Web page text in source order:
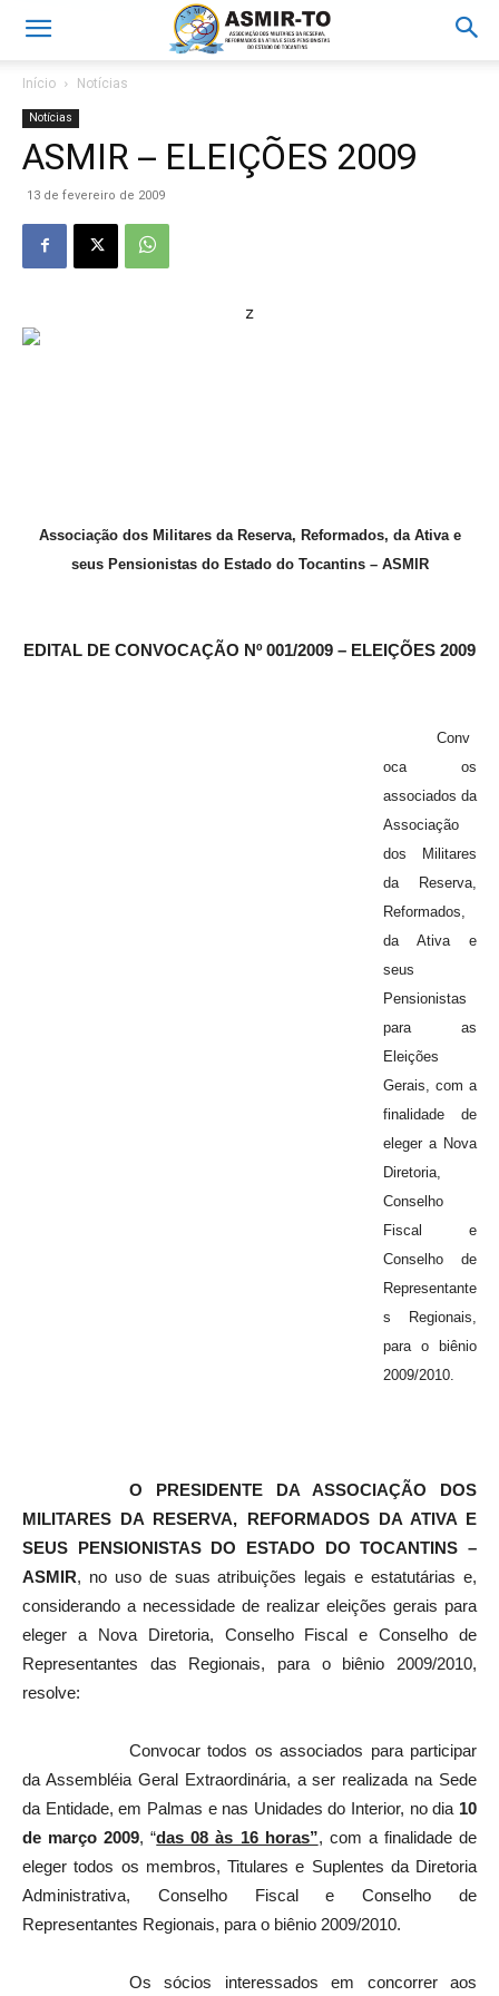
Início Notícias
Notícias
ASMIR – ELEIÇÕES 2009
13 de fevereiro de 2009
z
Associação dos Militares da Reserva, Reformados, da Ativa e
seus Pensionistas do Estado do Tocantins – ASMIR
EDITAL DE CONVOCAÇÃO Nº 001/2009 – ELEIÇÕES 2009
Conv
oca os
associados da
Associação
dos Militares
da Reserva,
Reformados,
da Ativa e
seus
Pensionistas
para as
Eleições
Gerais, com a
finalidade de
eleger a Nova
Diretoria,
Conselho
Fiscal e
Conselho de
Representante
s Regionais,
para o biênio
2009/2010.
O PRESIDENTE DA ASSOCIAÇÃO DOS
MILITARES DA RESERVA, REFORMADOS DA ATIVA E
SEUS PENSIONISTAS DO ESTADO DO TOCANTINS –
ASMIR, no uso de suas atribuições legais e estatutárias e,
considerando a necessidade de realizar eleições gerais para
eleger a Nova Diretoria, Conselho Fiscal e Conselho de
Representantes das Regionais, para o biênio 2009/2010,
resolve:
Convocar todos os associados para participar
da Assembléia Geral Extraordinária, a ser realizada na Sede
da Entidade, em Palmas e nas Unidades do Interior, no dia 10
de março 2009, “das 08 às 16 horas”, com a finalidade de
eleger todos os membros, Titulares e Suplentes da Diretoria
Administrativa, Conselho Fiscal e Conselho de
Representantes Regionais, para o biênio 2009/2010.
Os sócios interessados em concorrer aos